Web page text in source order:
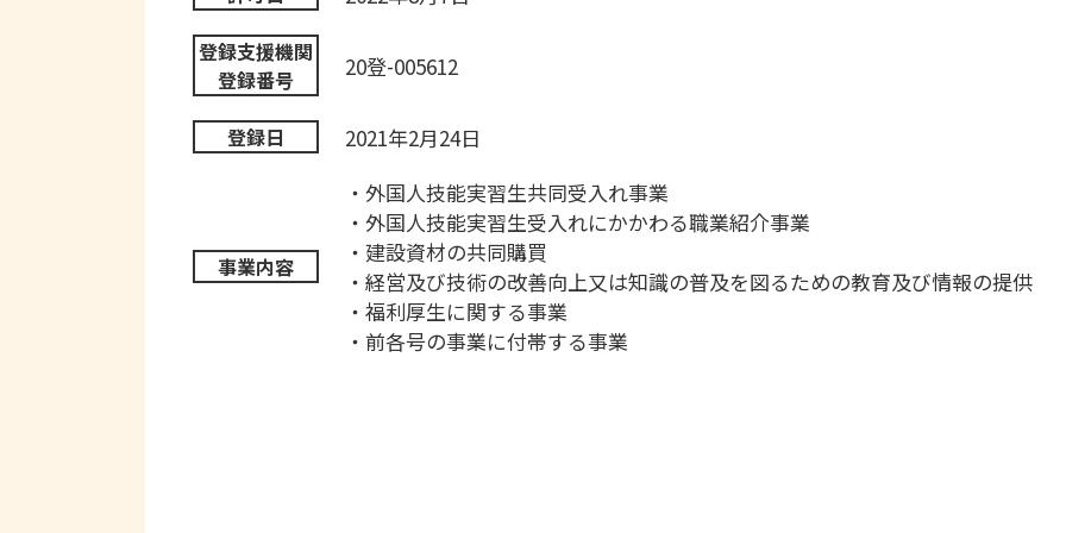
登録支援機関
登録番号
20登-005612
登録日 2021年2月24日
事業内容
・外国人技能実習生共同受入れ事業
・外国人技能実習生受入れにかかわる職業紹介事業
・建設資材の共同購買
・経営及び技術の改善向上又は知識の普及を図るための教育及び情報の提供
・福利厚生に関する事業
・前各号の事業に付帯する事業